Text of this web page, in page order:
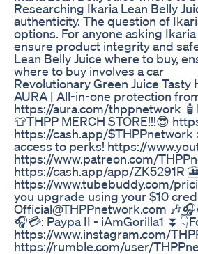
Researching Ikaria Lean Belly
authenticity. The question of
options. For anyone asking
ensure product integrity and
Lean Belly Juice where to buy,
where to buy involves a car
Revolutionary Green Juice
AURA | All-in-one protection
https://aura.com/thppnetwork
👕THPP MERCH STORE!!!😎
https://cash.app/
access to perks! https://
https://www.patreon.com/
https://cash.app/app/ZK5291R
https://www.tubebuddy.com/
you upgrade using your $10
Official@THPPnetwork.com
🎧💳: Paypa II - iAmGorilla1
https://www.instagram.com/
https://rumble.com/user/